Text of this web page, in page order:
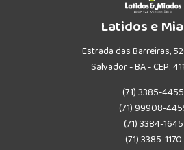
Latidos e
Estrada das Barreiras,
Salvador - BA - CEP:
(71) 3385-4455
(71) 99908-
(71) 3384-1645
(71) 3385-1170